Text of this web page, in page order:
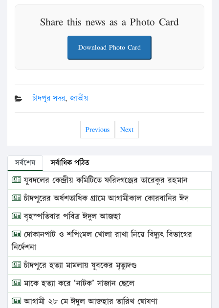
Share this news as a Photo Card
Download Photo Card
চাঁদপুর সদর,জাতীয়
Previous Next
সর্বশেষ সর্বাধিক পঠিত
যুবদলের কেন্দ্রীয় কমিটিতে ফরিদগঞ্জের তারেকুর রহমান
চাঁদপুরের অর্ধশতাধিক গ্রামে আগামীকাল কোরবানির ঈদ
বৃহস্পতিবার পবিত্র ঈদুল আজহা
দোকানপাট ও শপিংমল খোলা রাখা নিয়ে বিদ্যুৎ বিভাগের
নির্দেশনা
চাঁদপুরে হত্যা মামলায় যুবকের মৃত্যুদণ্ড
মাকে হত্যা করে ‘নাটক’ সাজান ছেলে
আগামী ২৮ মে ঈদুল আজহার তারিখ ঘোষণা